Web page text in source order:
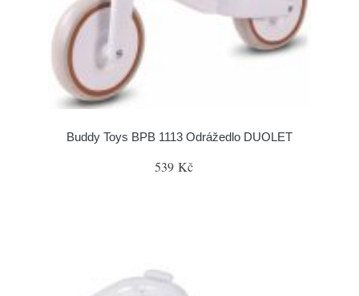
Buddy Toys BPB 1113 Odrážedlo DUOLET
539 Kč